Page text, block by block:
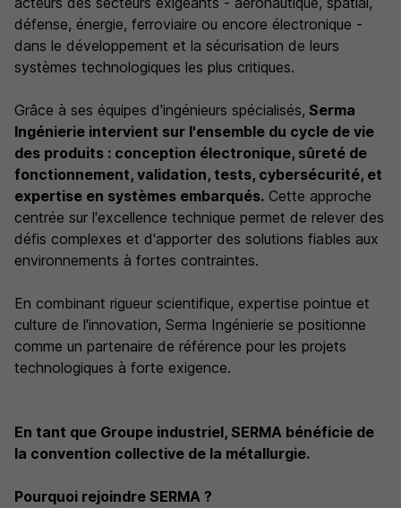
défense, énergie, ferroviaire ou encore électronique -
dans le développement et la sécurisation de leurs
systèmes technologiques les plus critiques.
Grâce à ses équipes d'ingénieurs spécialisés, Serma
Ingénierie intervient sur l'ensemble du cycle de vie
des produits : conception électronique, sûreté de
fonctionnement, validation, tests, cybersécurité, et
expertise en systèmes embarqués. Cette approche
centrée sur l'excellence technique permet de relever des
défis complexes et d'apporter des solutions fiables aux
environnements à fortes contraintes.
En combinant rigueur scientifique, expertise pointue et
culture de l'innovation, Serma Ingénierie se positionne
comme un partenaire de référence pour les projets
technologiques à forte exigence.
En tant que Groupe industriel, SERMA bénéficie de
la convention collective de la métallurgie.
Pourquoi rejoindre SERMA ?